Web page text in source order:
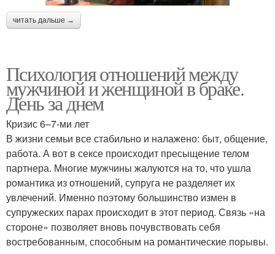
читать дальше →
Психология отношений между
мужчиной и женщиной в браке.
День за днем
Кризис 6–7-ми лет
В жизни семьи все стабильно и налажено: быт, общение,
работа. А вот в сексе происходит пресыщение телом
партнера. Многие мужчины жалуются на то, что ушла
романтика из отношений, супруга не разделяет их
увлечений. Именно поэтому большинство измен в
супружеских парах происходит в этот период. Связь «на
стороне» позволяет вновь почувствовать себя
востребованным, способным на романтические порывы.